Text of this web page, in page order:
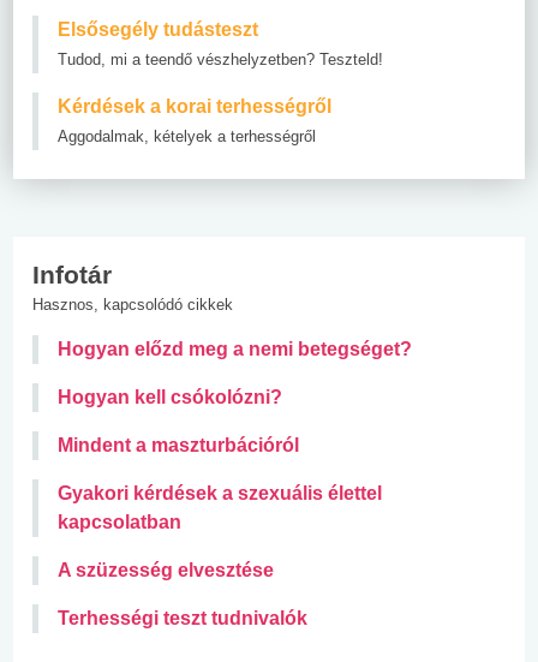
Elsősegély tudásteszt
Tudod, mi a teendő vészhelyzetben? Teszteld!
Kérdések a korai terhességről
Aggodalmak, kételyek a terhességről
Infotár
Hasznos, kapcsolódó cikkek
Hogyan előzd meg a nemi betegséget?
Hogyan kell csókolózni?
Mindent a maszturbációról
Gyakori kérdések a szexuális élettel
kapcsolatban
A szüzesség elvesztése
Terhességi teszt tudnivalók